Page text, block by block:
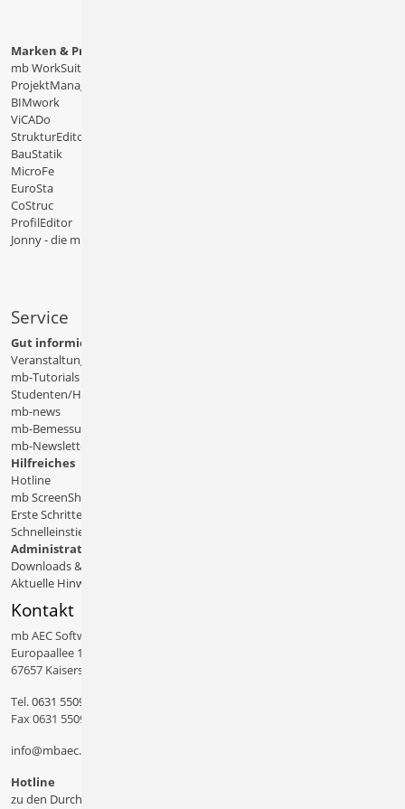
Marken & Produkte
mb WorkSuite
ProjektManager
BIMwork
ViCADo
StrukturEditor
BauStatik
MicroFe
EuroSta
CoStruc
ProfilEditor
Jonny - die mb-App
Service
Gut informiert
Veranstaltungen
mb-Tutorials
Studenten/Hochschule
mb-news
mb-Bemessungstafeln
mb-Newsletter
Hilfreiches
Hotline
mb ScreenShare
Erste Schritte
Schnelleinstiege & Doku
Administratives
Downloads & Patches
Aktuelle Hinweise
Kontakt
mb AEC Software GmbH
Europaallee 14
67657 Kaiserslautern
Tel.0631 550999 11
Fax 0631 550999 20
info@mbaec.de
Hotline
zu den Durchwahlen